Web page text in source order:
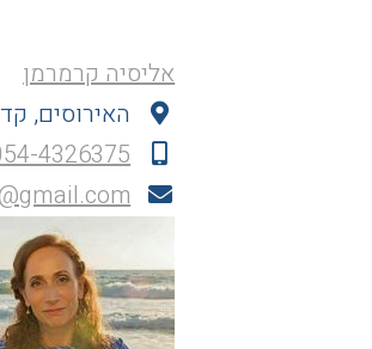
אליסיה קרמרמן
האירוסים,
4326375